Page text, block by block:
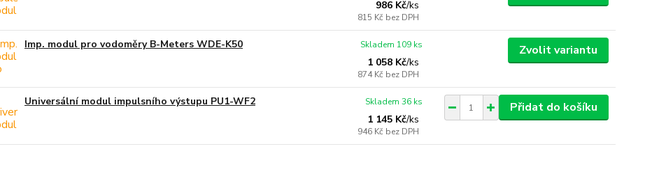
986 Kč/ks
815 Kč bez DPH
Imp. modul pro vodoměry B-Meters WDE-K50
1 058 Kč/ks
874 Kč bez DPH
Skladem 109 ks Zvolit variantu
Universální modul impulsního výstupu PU1-WF2
1 145 Kč/ks
946 Kč bez DPH
Skladem 36 ks Přidat do košíku